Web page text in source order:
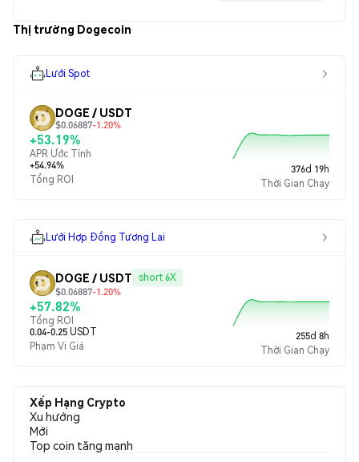
Thị trường Dogecoin
Lưới Spot
DOGE / USDT
$0.06887-1.20%
+53.19%
APR Ước Tính
+54.94%
Tổng ROI
376d 19h
Thời Gian Chạy
Lưới Hợp Đồng Tương Lai
DOGE / USDT short 6X
$0.06887-1.20%
+57.82%
Tổng ROI
0.04-0.25 USDT
Phạm Vi Giá
255d 8h
Thời Gian Chạy
Xếp Hạng Crypto
Xu hướng
Mới
Top coin tăng mạnh